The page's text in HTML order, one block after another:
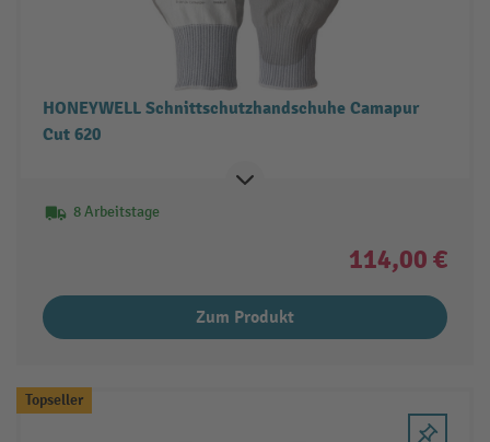
HONEYWELL Schnittschutzhandschuhe Camapur
Cut 620
8 Arbeitstage
114,00 €
Zum Produkt
Topseller